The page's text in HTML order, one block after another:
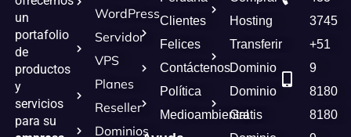
un
portafolio
de
productos
y
servicios
para su
WordPress
Servidor
VPS
Planes
Reseller
Dominios
Clientes
Felices
Contáctenos
Política
Medioambiental
Hosting
Transferir
Dominio
Dominio
Gratis
3745
+51
9
8180
8180